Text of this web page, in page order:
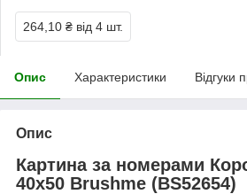
264,10 ₴ від 4 шт.
Опис Характеристики Відгуки
Опис
Картина за номерами
40х50 Brushme (BS52654)